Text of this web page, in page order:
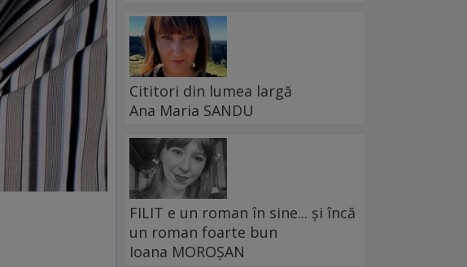
Cititori din lumea largă
Ana Maria SANDU
FILIT e un roman în sine... și încă
un roman foarte bun
Ioana MOROȘAN